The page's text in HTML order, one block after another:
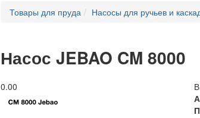
Товары для пруда Насосы для ручьев и
Насос JEBAO CM 8000
0.00